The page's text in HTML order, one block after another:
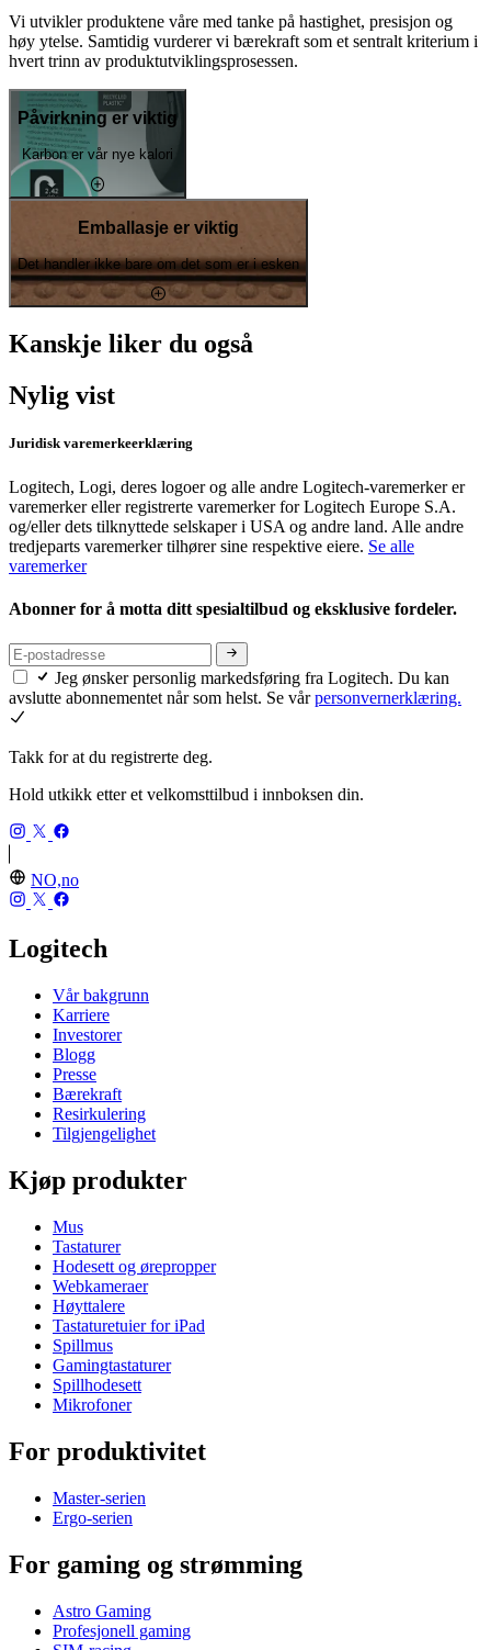
Vi utvikler produktene våre med tanke på hastighet, presisjon og
høy ytelse. Samtidig vurderer vi bærekraft som et sentralt kriterium i
hvert trinn av produktutviklingsprosessen.
Påvirkning er viktig
Karbon er vår nye kalori
Emballasje er viktig
Det handler ikke bare om det som er i esken
Kanskje liker du også
Nylig vist
Juridisk varemerkeerklæring
Logitech, Logi, deres logoer og alle andre Logitech-varemerker er
varemerker eller registrerte varemerker for Logitech Europe S.A.
og/eller dets tilknyttede selskaper i USA og andre land. Alle andre
tredjeparts varemerker tilhører sine respektive eiere. Se alle
varemerker
Abonner for å motta ditt spesialtilbud og eksklusive fordeler.
Jeg ønsker personlig markedsføring fra Logitech. Du kan
avslutte abonnementet når som helst. Se vårpersonvernerklæring.
Takk for at du registrerte deg.
Hold utkikk etter et velkomsttilbud i innboksen din.
NO,no
Logitech
Vår bakgrunn
Karriere
Investorer
Blogg
Presse
Bærekraft
Resirkulering
Tilgjengelighet
Kjøp produkter
Mus
Tastaturer
Hodesett og ørepropper
Webkameraer
Høyttalere
Tastaturetuier for iPad
Spillmus
Gamingtastaturer
Spillhodesett
Mikrofoner
For produktivitet
Master-serien
Ergo-serien
For gaming og strømming
Astro Gaming
Profesjonell gaming